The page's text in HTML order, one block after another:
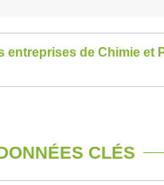
entreprises de Chimie et
CLÉS